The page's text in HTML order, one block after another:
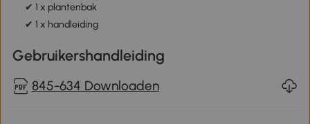
✔ 1 x plantenbak
✔ 1 x handleiding
Gebruikershandleiding
845-634 Downloaden